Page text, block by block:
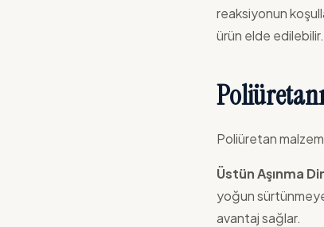
reaksiyonun
ürün elde
Poliüretan
Üstün Aşınma
yoğun
avantaj sağlar.